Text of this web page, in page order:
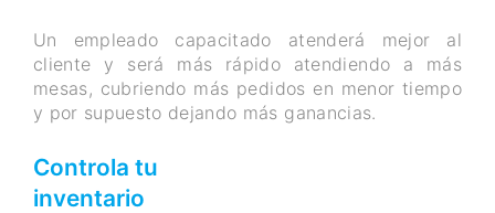
Un empleado capacitado atenderá mejor al
cliente y será más rápido atendiendo a más
mesas, cubriendo más pedidos en menor tiempo
y por supuesto dejando más ganancias.
Controla tu